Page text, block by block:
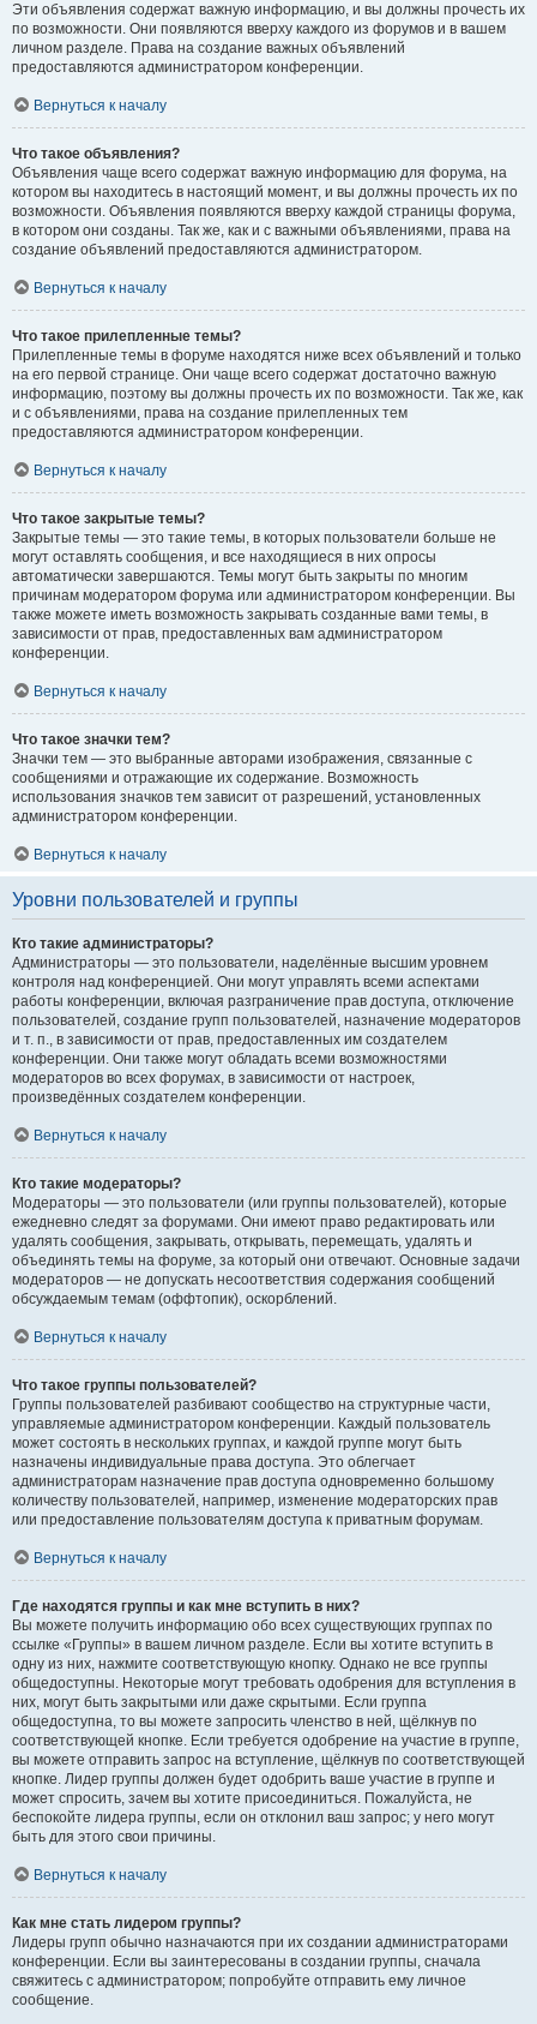
Эти объявления содержат важную информацию, и вы должны прочесть их
по возможности. Они появляются вверху каждого из форумов и в вашем
личном разделе. Права на создание важных объявлений
предоставляются администратором конференции.
Вернуться к началу
Что такое объявления?
Объявления чаще всего содержат важную информацию для форума, на
котором вы находитесь в настоящий момент, и вы должны прочесть их по
возможности. Объявления появляются вверху каждой страницы форума,
в котором они созданы. Так же, как и с важными объявлениями, права на
создание объявлений предоставляются администратором.
Вернуться к началу
Что такое прилепленные темы?
Прилепленные темы в форуме находятся ниже всех объявлений и только
на его первой странице. Они чаще всего содержат достаточно важную
информацию, поэтому вы должны прочесть их по возможности. Так же, как
и с объявлениями, права на создание прилепленных тем
предоставляются администратором конференции.
Вернуться к началу
Что такое закрытые темы?
Закрытые темы — это такие темы, в которых пользователи больше не
могут оставлять сообщения, и все находящиеся в них опросы
автоматически завершаются. Темы могут быть закрыты по многим
причинам модератором форума или администратором конференции. Вы
также можете иметь возможность закрывать созданные вами темы, в
зависимости от прав, предоставленных вам администратором
конференции.
Вернуться к началу
Что такое значки тем?
Значки тем — это выбранные авторами изображения, связанные с
сообщениями и отражающие их содержание. Возможность
использования значков тем зависит от разрешений, установленных
администратором конференции.
Вернуться к началу
Уровни пользователей и группы
Кто такие администраторы?
Администраторы — это пользователи, наделённые высшим уровнем
контроля над конференцией. Они могут управлять всеми аспектами
работы конференции, включая разграничение прав доступа, отключение
пользователей, создание групп пользователей, назначение модераторов
и т. п., в зависимости от прав, предоставленных им создателем
конференции. Они также могут обладать всеми возможностями
модераторов во всех форумах, в зависимости от настроек,
произведённых создателем конференции.
Вернуться к началу
Кто такие модераторы?
Модераторы — это пользователи (или группы пользователей), которые
ежедневно следят за форумами. Они имеют право редактировать или
удалять сообщения, закрывать, открывать, перемещать, удалять и
объединять темы на форуме, за который они отвечают. Основные задачи
модераторов — не допускать несоответствия содержания сообщений
обсуждаемым темам (оффтопик), оскорблений.
Вернуться к началу
Что такое группы пользователей?
Группы пользователей разбивают сообщество на структурные части,
управляемые администратором конференции. Каждый пользователь
может состоять в нескольких группах, и каждой группе могут быть
назначены индивидуальные права доступа. Это облегчает
администраторам назначение прав доступа одновременно большому
количеству пользователей, например, изменение модераторских прав
или предоставление пользователям доступа к приватным форумам.
Вернуться к началу
Где находятся группы и как мне вступить в них?
Вы можете получить информацию обо всех существующих группах по
ссылке «Группы» в вашем личном разделе. Если вы хотите вступить в
одну из них, нажмите соответствующую кнопку. Однако не все группы
общедоступны. Некоторые могут требовать одобрения для вступления в
них, могут быть закрытыми или даже скрытыми. Если группа
общедоступна, то вы можете запросить членство в ней, щёлкнув по
соответствующей кнопке. Если требуется одобрение на участие в группе,
вы можете отправить запрос на вступление, щёлкнув по соответствующей
кнопке. Лидер группы должен будет одобрить ваше участие в группе и
может спросить, зачем вы хотите присоединиться. Пожалуйста, не
беспокойте лидера группы, если он отклонил ваш запрос; у него могут
быть для этого свои причины.
Вернуться к началу
Как мне стать лидером группы?
Лидеры групп обычно назначаются при их создании администраторами
конференции. Если вы заинтересованы в создании группы, сначала
свяжитесь с администратором; попробуйте отправить ему личное
сообщение.